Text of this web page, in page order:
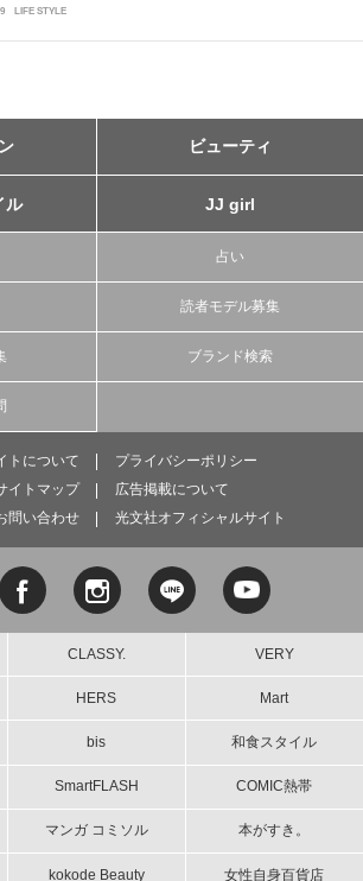
LIFE STYLE
ビューティ
ル JJ girl
占い
読者モデル募集
ブランド検索
トについて
プライバシーポリシー
イトマップ
広告掲載について
問い合わせ
光文社オフィシャルサイト
CLASSY. VERY
HERS Mart
bis 和食スタイル
SmartFLASH COMIC熱帯
マンガ コミソル 本がすき。
kokode Beauty 女性自身百貨店